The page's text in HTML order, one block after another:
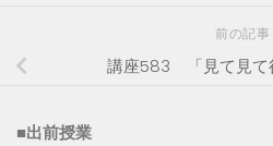
前の記事
講座583 「見て見て
■出前授業